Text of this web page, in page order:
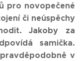
pro novopečené
či neúspěchy
Jakoby za
samička.
v